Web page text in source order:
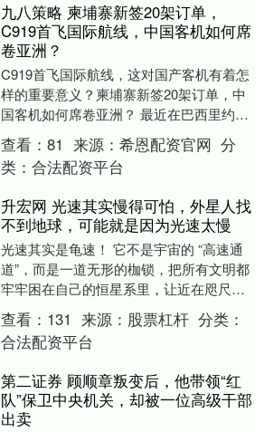
九八策略 柬埔寨新签20架订单，
C919首飞国际航线，中国客机如何席
卷亚洲？
C919首飞国际航线，这对国产客机有着怎
样的重要意义？柬埔寨新签20架订单，中
国客机如何席卷亚洲？ 最近在巴西里约热
内卢举行的国际航空运输行业年会上，北
亚区域负....
查看： 81 来源： 希恩配资官网 分
类： 合法配资平台
升宏网 光速其实慢得可怕，外星人找
不到地球，可能就是因为光速太慢
光速其实是龟速！ 它不是宇宙的 “高速通
道”，而是一道无形的枷锁，把所有文明都
牢牢困在自己的恒星系里，让近在咫尺的
恒星变成永远跨不过的天堑。甚至有天文
学家认为，....
查看： 131 来源： 股票杠杆 分类：
合法配资平台
第二证券 顾顺章叛变后，他带领“红
队”保卫中央机关，却被一位高级干部
出卖